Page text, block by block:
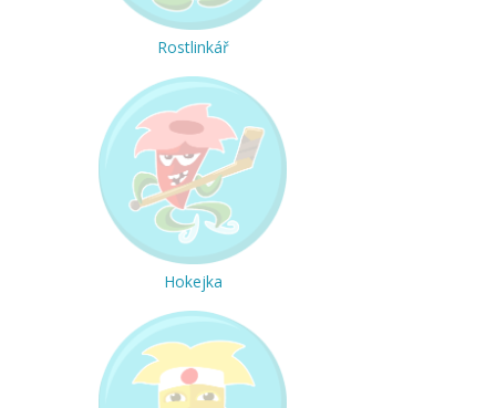
Rostlinkář
Hokejka